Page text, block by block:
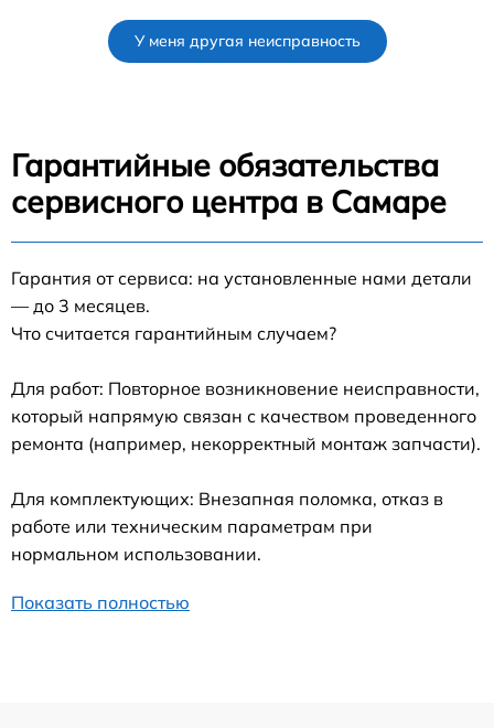
У меня другая неисправность
Гарантийные обязательства
сервисного центра в Самаре
Гарантия от сервиса: на установленные нами детали
— до 3 месяцев.
Что считается гарантийным случаем?
Для работ: Повторное возникновение неисправности,
который напрямую связан с качеством проведенного
ремонта (например, некорректный монтаж запчасти).
Для комплектующих: Внезапная поломка, отказ в
работе или техническим параметрам при
нормальном использовании.
Показать полностью